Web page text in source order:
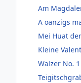
Am
A oanzigs
Mei Huat
Kleine
Walzer No. 1